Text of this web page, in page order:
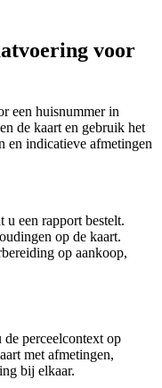
voor
een huisnummer in
de kaart en gebruik het
en indicatieve afmetingen
u een rapport bestelt.
op de kaart.
op aankoop,
perceelcontext op
met afmetingen,
bij elkaar.